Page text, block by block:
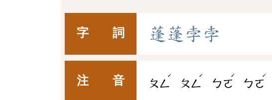
字 詞 蓬 蓬 孛 孛
注 音 ㄆㄥ
ˊ
ㄆㄥ
ˊ
ㄅㄛ
ˊ
ㄅㄛ
ˊ